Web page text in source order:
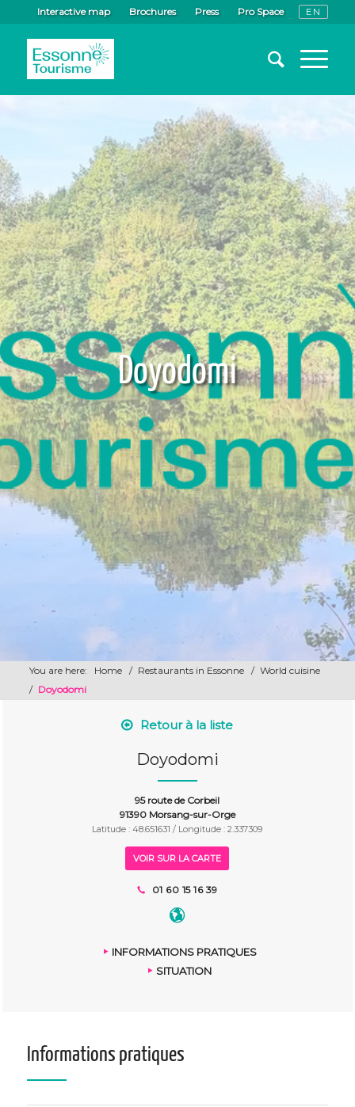
Interactive map Brochures Press Pro Space
Doyodomi
You are here: Home / Restaurants in Essonne / World cuisine
/ Doyodomi
Retour à la liste
Doyodomi
95 route de Corbeil
91390 Morsang-sur-Orge
Latitude : 48.651631 / Longitude : 2.337309
VOIR SUR LA CARTE
01 60 15 16 39
INFORMATIONS PRATIQUES
SITUATION
Informations pratiques